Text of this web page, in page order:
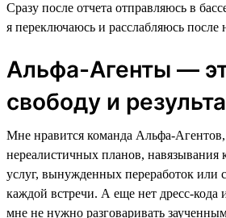
Сразу после отчета отправляюсь в
я переключаюсь и расслабляюсь
Альфа-Агенты —
свободу и
Мне нравится команда Альфа-Агентов,
нереалистичных планов,
услуг, вынужденных переработок или
каждой встречи. А еще нет дресс-
мне не нужно разговаривать